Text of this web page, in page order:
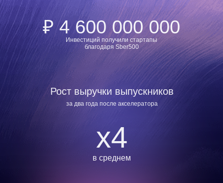
₽ 4 600 000 000
за два года после акселератора
Инвестиций получили стартапы
благодаря Sber500
Рост выручки выпускников
x4
в среднем